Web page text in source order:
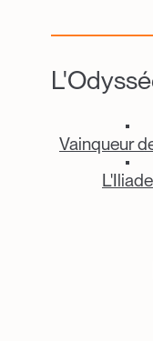
Catalogue Item
Vainqueur
Catalogue Item
L'Iliade